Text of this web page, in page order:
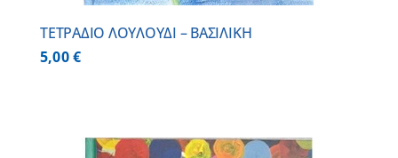
ΤΕΤΡΑΔΙΟ ΛΟΥΛΟΥΔΙ – ΒΑΣΙΛΙΚΗ
5,00€